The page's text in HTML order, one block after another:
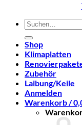
Suchen
nach:
Shop
Klimaplatten
Zubehör
Laibung/Keile
Anmelden
Warenkorb /